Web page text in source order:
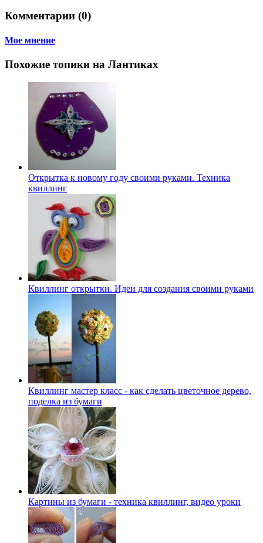
Комментарии (0)
Мое мнение
Похожие топики на Лантиках
Открытка к новому году своими руками. Техника
квиллинг
Квиллинг открытки. Идеи для создания своими руками
Квиллинг мастер класс - как сделать цветочное дерево,
поделка из бумаги
Картины из бумаги - техника квиллинг, видео уроки